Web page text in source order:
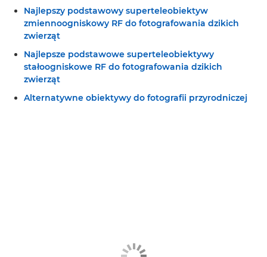
Najlepszy podstawowy superteleobiektyw
zmiennoogniskowy RF do fotografowania dzikich
zwierząt
Najlepsze podstawowe superteleobiektywy
stałoogniskowe RF do fotografowania dzikich
zwierząt
Alternatywne obiektywy do fotografii przyrodniczej